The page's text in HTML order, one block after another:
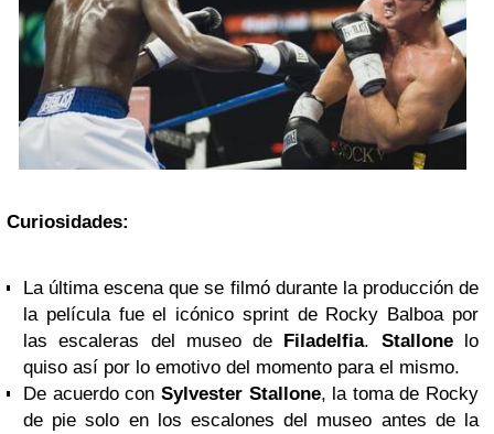
Curiosidades:
La última escena que se filmó durante la producción de
la película fue el icónico sprint de Rocky Balboa por
las escaleras del museo de Filadelfia. Stallonelo
quiso así por lo emotivo del momento para el mismo.
De acuerdo con Sylvester Stallone, la toma de Rocky
de pie solo en los escalones del museo antes de la